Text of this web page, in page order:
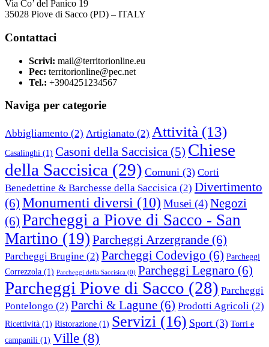
Via Co’ del Panico 19
35028 Piove di Sacco (PD) – ITALY
Contattaci
Scrivi: mail@territorionline.eu
Pec: territorionline@pec.net
Tel.: +3904251234567
Naviga per categorie
Abbigliamento (2) Artigianato (2) Attività (13)
Casalinghi (1) Casoni della Saccisica (5) Chiese
della Saccisica (29) Comuni (3) Corti
Benedettine & Barchesse della Saccisica (2) Divertimento
(6) Monumenti diversi (10) Musei (4)Negozi
(6) Parcheggi a Piove di Sacco - San
Martino (19) Parcheggi Arzergrande (6)
Parcheggi Brugine (2) Parcheggi Codevigo (6) Parcheggi
Correzzola (1) Parcheggi della Saccisica (0) Parcheggi Legnaro (6)
Parcheggi Piove di Sacco (28) Parcheggi
Pontelongo (2) Parchi & Lagune (6) Prodotti Agricoli (2)
Ricettività (1) Ristorazione (1) Servizi (16) Sport (3) Torri e
campanili (1) Ville (8)